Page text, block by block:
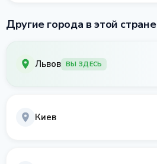
Другие города в этой стране
Львов ВЫ ЗДЕСЬ
Киев